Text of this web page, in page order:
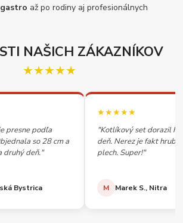
gastro až po rodiny aj profesionálnych
NAŠICH ZÁKAZNÍKOV
★★★★★
presne podľa
so 28 cm a
druhý deň."
Bystrica
★★★★★
"Kotlíkový set dorazil
deň. Nerez je fakt
plech. Super!"
M Marek S., Nitra